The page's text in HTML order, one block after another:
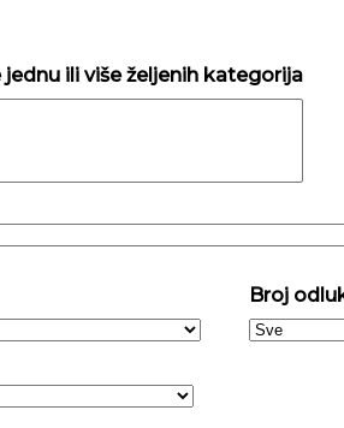
ili više željenih kategorija
Broj